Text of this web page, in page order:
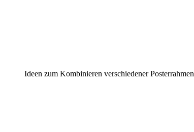
Ideen zum Kombinieren verschiedener Posterrahmen